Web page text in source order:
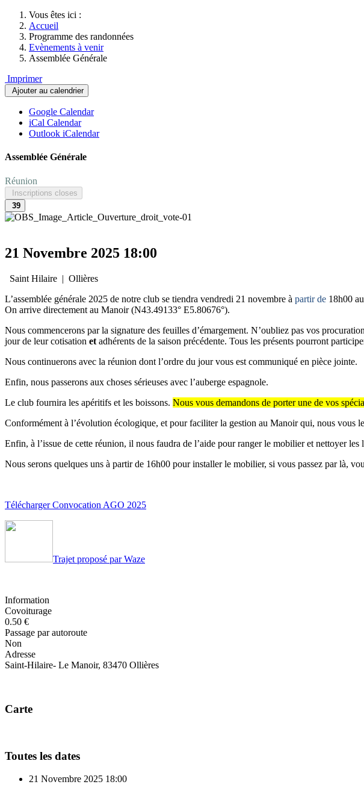
Vous êtes ici :
Accueil
Programme des randonnées
Evènements à venir
Assemblée Générale
Imprimer
Ajouter au calendrier
Google Calendar
iCal Calendar
Outlook iCalendar
Assemblée Générale
Réunion
Inscriptions closes
39
21 Novembre 2025 18:00
Saint Hilaire | Ollières
L’assemblée générale 2025 de notre club se tiendra vendredi 21 novembre à partir de 18h00
On arrive directement au Manoir (N43.49133° E5.80676°).
Nous commencerons par la signature des feuilles d’émargement. N’oubliez pas vos
jour de leur cotisation et adhérents de la saison précédente. Tous les présents pourront
Nous continuerons avec la réunion dont l’ordre du jour vous est communiqué en pièce jointe.
Enfin, nous passerons aux choses sérieuses avec l’auberge espagnole.
Le club fournira les apéritifs et les boissons. Nous vous demandons de porter une de vos
Conformément à l’évolution écologique, et pour faciliter la gestion au Manoir qui, nous vous
Enfin, à l’issue de cette réunion, il nous faudra de l’aide pour ranger le mobilier et nettoyer les
Nous serons quelques uns à partir de 16h00 pour installer le mobilier, si vous passez par là,
Télécharger Convocation AGO 2025
Trajet proposé par Waze
Information
Covoiturage
0.50 €
Passage par autoroute
Non
Adresse
Saint-Hilaire- Le Manoir, 83470 Ollières
Carte
Toutes les dates
21 Novembre 2025 18:00